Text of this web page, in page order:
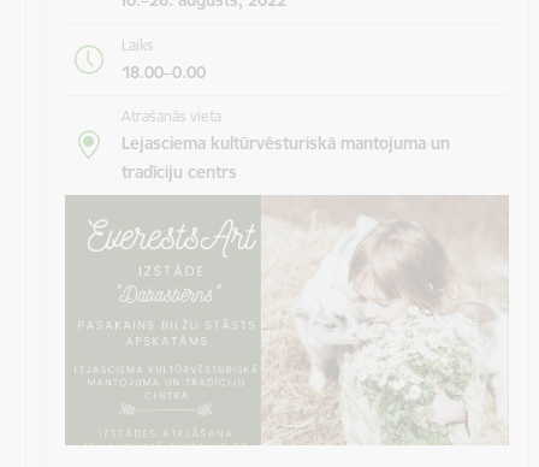
Laiks
18.00–0.00
Atrašanās vieta
Lejasciema kultūrvēsturiskā mantojuma un
tradīciju centrs